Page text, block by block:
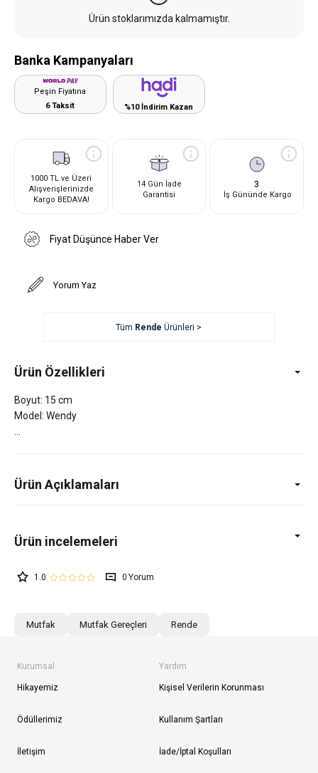
Ürün stoklarımızda kalmamıştır.
Banka Kampanyaları
Peşin Fiyatına
6 Taksit
%10 İndirim Kazan
1000 TL ve Üzeri
Alışverişlerinizde
Kargo BEDAVA!
14 Gün İade
Garantisi
3
İş Gününde Kargo
Fiyat Düşünce Haber Ver
Yorum Yaz
Tüm Rende Ürünleri >
Ürün Özellikleri
Boyut: 15 cm
Model: Wendy
Ürün Açıklamaları
1.0 0
Mutfak Mutfak Gereçleri Rende
Kurumsal
Hikayemiz
Ödüllerimiz
İletişim
Yardım
Kişisel Verilerin Korunması
Kullanım Şartları
İade/İptal Koşulları